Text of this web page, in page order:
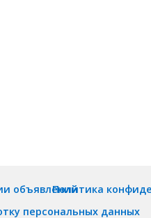
объявлений
персональных данных
Политика